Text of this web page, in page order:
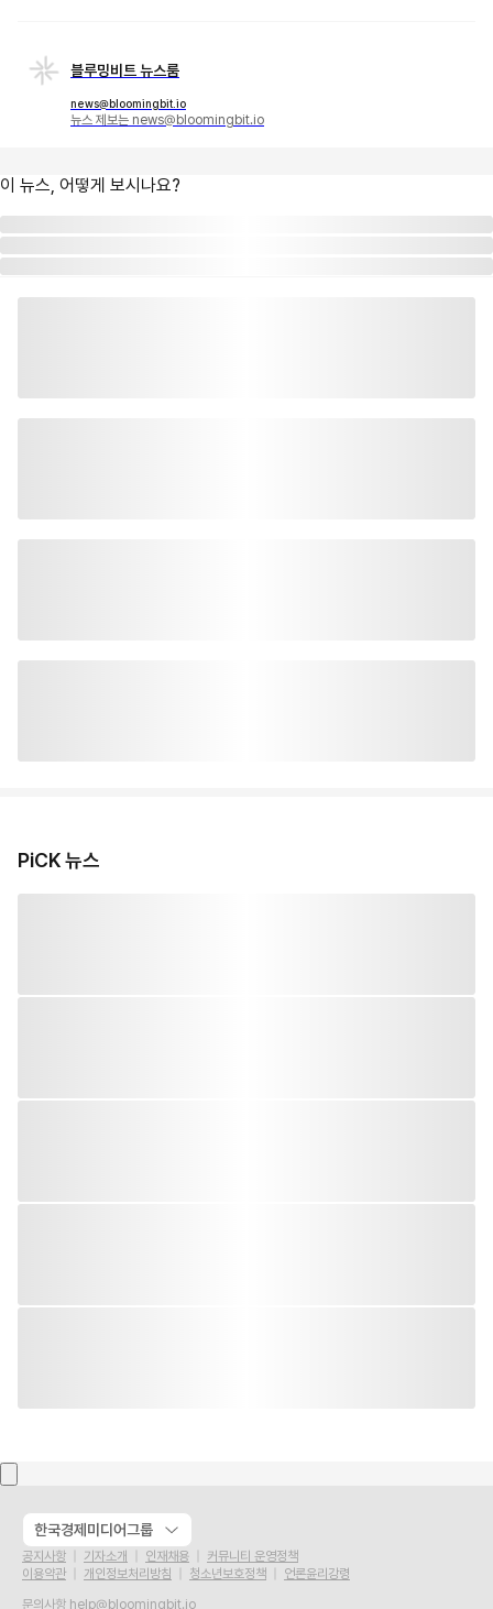
블루밍비트 뉴스룸
news@bloomingbit.io
뉴스 제보는 news@bloomingbit.io
이 뉴스, 어떻게 보시나요?
PiCK 뉴스
한국경제미디어그룹
공지사항 기자소개 인재채용
커뮤니티 운영정책
이용약관
개인정보처리방침 청소년보호정책
언론윤리강령
문의사항 help@bloomingbit.io